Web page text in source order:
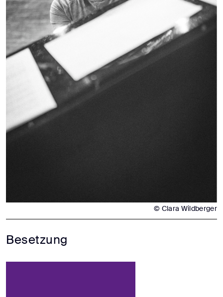
© Clara Wildberger
Besetzung